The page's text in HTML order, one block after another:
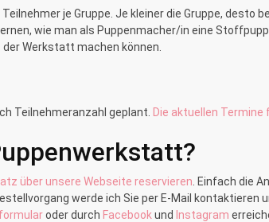
je Gruppe. Je kleiner die Gruppe,
wie man als Puppenmacher/in eine
Werkstatt machen können.
Teilnehmeranzahl geplant. Die aktuellen
über unsere Webseite reservieren . Einfach die
werde ich Sie per E-Mail
oder durch Facebook und Instagram